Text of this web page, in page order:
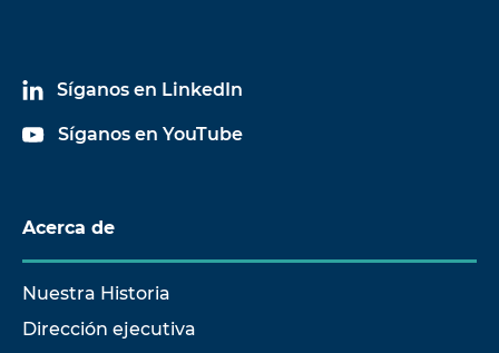
Síganos en LinkedIn
Síganos en YouTube
Acerca de
Nuestra Historia
Dirección ejecutiva